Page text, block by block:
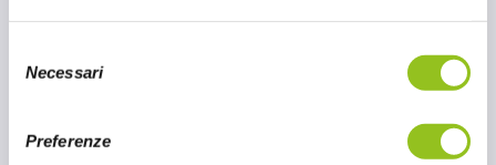
Necessari
Preferenze